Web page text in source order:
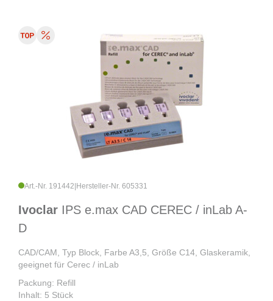
Art.-Nr. 191442 Hersteller-Nr. 605331
Ivoclar IPS e.max CAD CEREC / inLab A-
D
CAD/CAM, Typ Block, Farbe A3,5, Größe C14, Glaskeramik,
geeignet für Cerec / inLab
Packung: Refill
Inhalt: 5 Stück